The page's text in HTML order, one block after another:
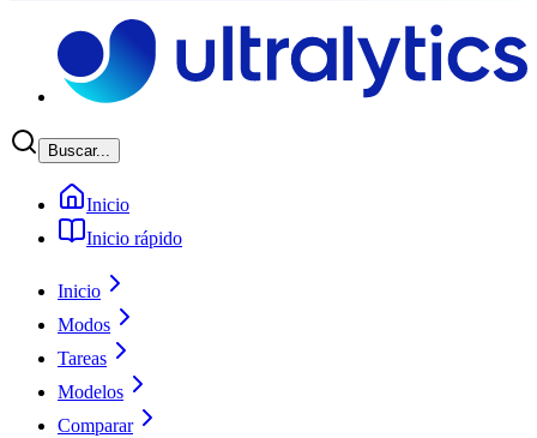
Buscar...
Inicio
Inicio rápido
Inicio
Modos
Tareas
Modelos
Comparar